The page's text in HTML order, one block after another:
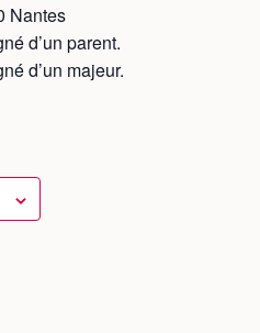
Nantes
d’un parent.
d’un majeur.